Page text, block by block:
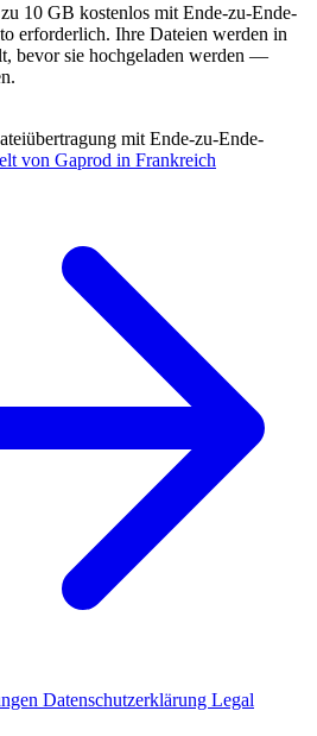
10 GB kostenlos mit Ende-zu-Ende-
erforderlich. Ihre Dateien werden in
bevor sie hochgeladen werden —
mit Ende-zu-Ende-
von Gaprod in Frankreich
Datenschutzerklärung Legal